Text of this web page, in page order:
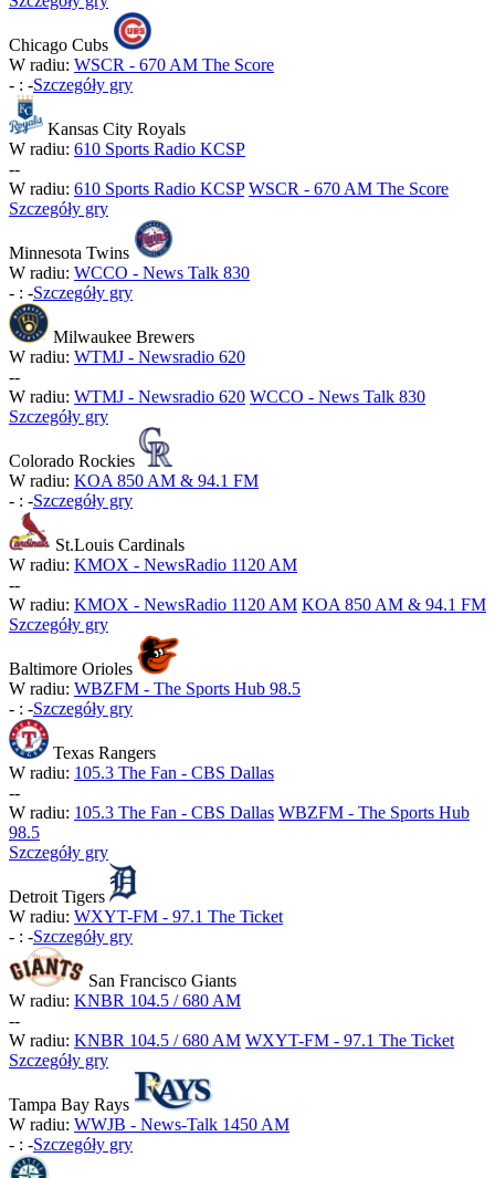
Chicago Cubs
W radiu: WSCR - 670 AM The Score
- : -Szczegóły gry
Kansas City Royals
W radiu: 610 Sports Radio KCSP
--
W radiu: 610 Sports Radio KCSP WSCR - 670 AM The Score
Szczegóły gry
Minnesota Twins
W radiu: WCCO - News Talk 830
- : -Szczegóły gry
Milwaukee Brewers
W radiu: WTMJ - Newsradio 620
--
W radiu: WTMJ - Newsradio 620 WCCO - News Talk 830
Szczegóły gry
Colorado Rockies
W radiu: KOA 850 AM & 94.1 FM
- : -Szczegóły gry
St.Louis Cardinals
W radiu: KMOX - NewsRadio 1120 AM
--
W radiu: KMOX - NewsRadio 1120 AM KOA 850 AM & 94.1 FM
Szczegóły gry
Baltimore Orioles
W radiu: WBZFM - The Sports Hub 98.5
- : -Szczegóły gry
Texas Rangers
W radiu: 105.3 The Fan - CBS Dallas
--
W radiu: 105.3 The Fan - CBS Dallas WBZFM - The Sports Hub
98.5
Szczegóły gry
Detroit Tigers
W radiu: WXYT-FM - 97.1 The Ticket
- : -Szczegóły gry
San Francisco Giants
W radiu: KNBR 104.5 / 680 AM
--
W radiu: KNBR 104.5 / 680 AM WXYT-FM - 97.1 The Ticket
Szczegóły gry
Tampa Bay Rays
W radiu: WWJB - News-Talk 1450 AM
- : -Szczegóły gry